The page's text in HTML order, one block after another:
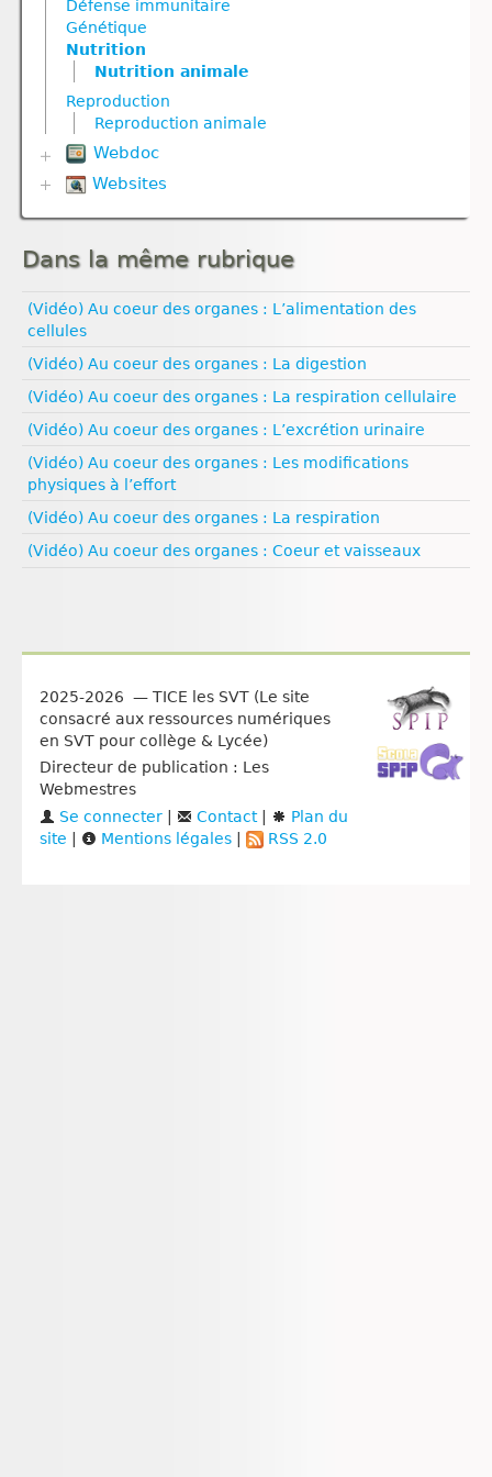
Reproduction
Reproduction animale
Reproduction végétale
Ressources naturelles et pollution
Molécule
Nutrition
Nutrition animale
Nutrition végétale
Reproduction
Reproduction animale
Reproduction végétale
Univers et planètes
Ressources naturelles et activités humaines
Géodynamique interne
Nutrition
Nutrition animale
Ressources naturelles et pollution
Défense immunitaire
Génétique
Nutrition
Nutrition animale
Reproduction
Reproduction animale
Webdoc
Biodiversité
Défense immunitaire
Evolution
Génétique
Géodynamique interne
Ressources naturelles et pollution
Websites
Esprit critique
Géologie
Médias
Santé
Sexualité
Vulgarisation scientifique
Égalité filles‑garçons
Dans la même rubrique
(Vidéo) Au coeur des organes : L’alimentation des
cellules
(Vidéo) Au coeur des organes : La digestion
(Vidéo) Au coeur des organes : La respiration cellulaire
(Vidéo) Au coeur des organes : L’excrétion urinaire
(Vidéo) Au coeur des organes : Les modifications
physiques à l’effort
(Vidéo) Au coeur des organes : La respiration
(Vidéo) Au coeur des organes : Coeur et vaisseaux
2025-2026 — TICE les SVT (Le site
consacré aux ressources numériques
en SVT pour collège & Lycée)
Directeur de publication : Les
Webmestres
Se connecter | Contact|
Plan du
site | Mentions légales | RSS 2.0